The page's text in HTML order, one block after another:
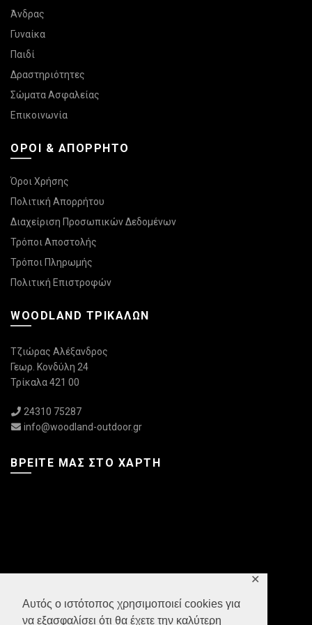
Αυτός ο ιστότοπος χρησιμοποιεί cookies για
να εξασφαλίσει ότι θα έχετε την καλύτερη
✕
Άνδρας
Γυναίκα
Παιδί
Δραστηριότητες
Σώματα Ασφαλείας
Επικοινωνία
ΌΡΟΙ & ΑΠΌΡΡΗΤΟ
Όροι Χρήσης
Πολιτική Απορρήτου
Διαχείριση Προσωπικών Δεδομένων
Τρόποι Αποστολής
Τρόποι Πληρωμής
Πολιτική Επιστροφών
WOODLAND ΤΡΙΚΆΛΩΝ
Τζιώρας Αλέξανδρος
Γεωρ. Κονδύλη 24
Τρίκαλα 421 00
24310 75287
info@woodland-outdoor.gr
ΒΡΕΊΤΕ ΜΑΣ ΣΤΟ ΧΆΡΤΗ